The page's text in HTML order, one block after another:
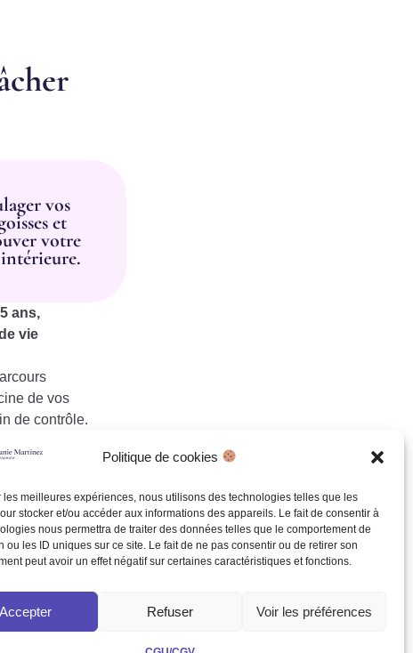
Politique de cookies
les meilleures expériences, nous utilisons des technologies telles que les
stocker et/ou accéder aux informations des appareils. Le fait de consentir à
nous permettra de traiter des données telles que le comportement de
ou les ID uniques sur ce site. Le fait de ne pas consentir ou de retirer son
peut avoir un effet négatif sur certaines caractéristiques et fonctions.
Accepter Refuser Voir les préférences
vos
et
votre
ans,
vie
de vos
de contrôle.
neuronaux
à reprendre les